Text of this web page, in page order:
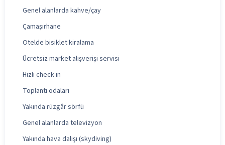
Genel alanlarda kahve/çay
Çamaşırhane
Otelde bisiklet kiralama
Ücretsiz market alışverişi servisi
Hızlı check-in
Toplantı odaları
Yakında rüzgâr sörfü
Genel alanlarda televizyon
Yakında hava dalışı (skydiving)